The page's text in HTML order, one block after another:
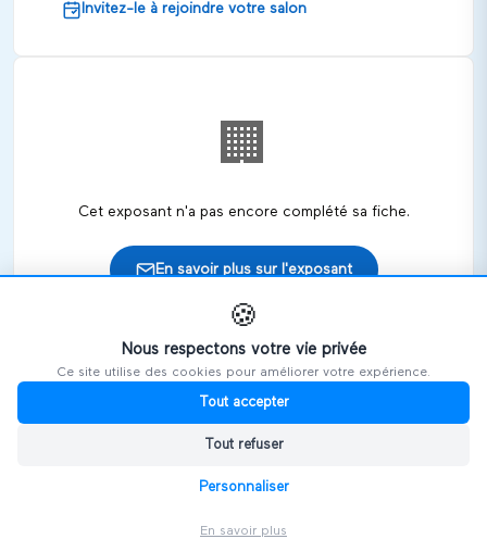
Invitez-le à rejoindre votre salon
🏢
Cet exposant n'a pas encore complété sa fiche.
En savoir plus sur l'exposant
🎪Retrouvez cet exposant sur les salons
🍪
Nous respectons votre vie privée
Ce site utilise des cookies pour améliorer votre expérience.
Tout accepter
Tout refuser
Personnaliser
En savoir plus